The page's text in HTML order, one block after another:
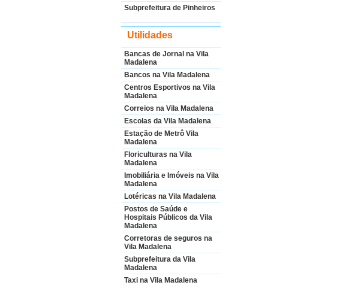
Subprefeitura de Pinheiros
Utilidades
Bancas de Jornal na Vila
Madalena
Bancos na Vila Madalena
Centros Esportivos na Vila
Madalena
Correios na Vila Madalena
Escolas da Vila Madalena
Estação de Metrô Vila
Madalena
Floriculturas na Vila
Madalena
Imobiliária e Imóveis na Vila
Madalena
Lotéricas na Vila Madalena
Postos de Saúde e
Hospitais Públicos da Vila
Madalena
Corretoras de seguros na
Vila Madalena
Subprefeitura da Vila
Madalena
Taxi na Vila Madalena